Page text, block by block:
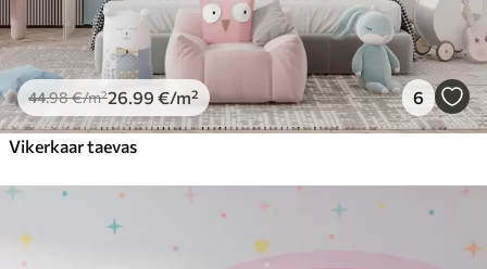
44.98€/m²26 .99 €/m² 6
Vikerkaar taevas